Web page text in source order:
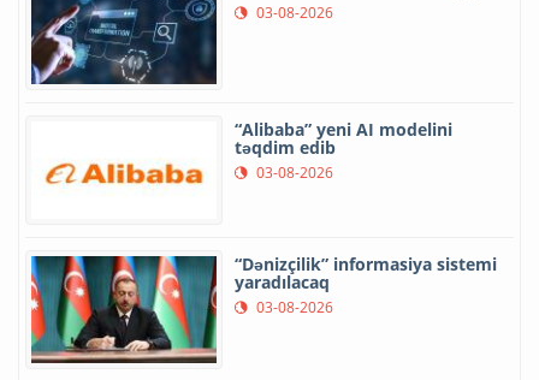
03-08-2026
“Alibaba” yeni AI modelini
təqdim edib
03-08-2026
“Dənizçilik” informasiya sistemi
yaradılacaq
03-08-2026